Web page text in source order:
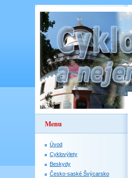
Menu
Úvod
Cyklovýlety
Beskydy
Česko-saské Švýcarsko